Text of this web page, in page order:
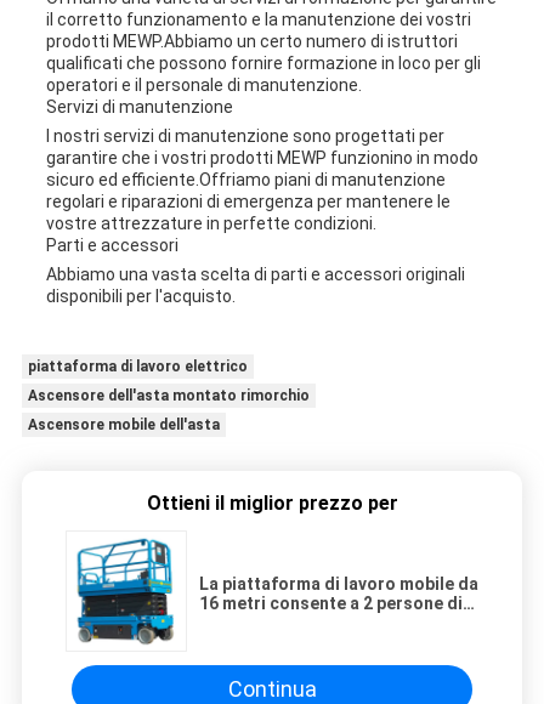
il corretto funzionamento e la manutenzione dei vostri
prodotti MEWP.Abbiamo un certo numero di istruttori
qualificati che possono fornire formazione in loco per gli
operatori e il personale di manutenzione.
Servizi di manutenzione
I nostri servizi di manutenzione sono progettati per
garantire che i vostri prodotti MEWP funzionino in modo
sicuro ed efficiente.Offriamo piani di manutenzione
regolari e riparazioni di emergenza per mantenere le
vostre attrezzature in perfette condizioni.
Parti e accessori
Abbiamo una vasta scelta di parti e accessori originali
disponibili per l'acquisto.
piattaforma di lavoro elettrico
Ascensore dell'asta montato rimorchio
Ascensore mobile dell'asta
Ottieni il miglior prezzo per
La piattaforma di lavoro mobile da
16 metri consente a 2 persone di
Continua